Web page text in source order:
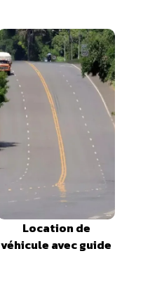
Location de
véhicule avec guide